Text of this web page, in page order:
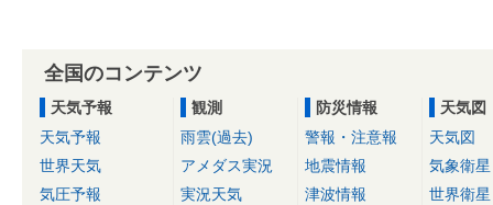
全国のコンテンツ
天気予報
天気予報
世界天気
気圧予報
観測
雨雲(過去)
アメダス実況
実況天気
防災情報
警報・注意報
地震情報
津波情報
天気図
天気図
気象衛星
世界衛星